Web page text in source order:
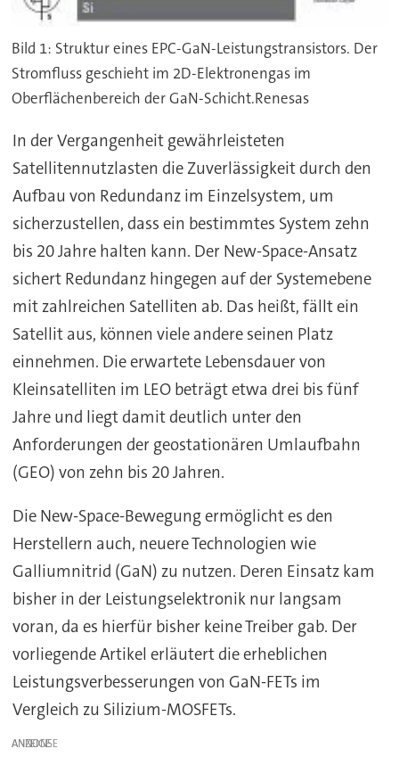
Bild 1: Struktur eines EPC-GaN-Leistungstransistors. Der
Stromfluss geschieht im 2D-Elektronengas im
Oberflächenbereich der GaN-Schicht.Renesas
In der Vergangenheit gewährleisteten
Satellitennutzlasten die Zuverlässigkeit durch den
Aufbau von Redundanz im Einzelsystem, um
sicherzustellen, dass ein bestimmtes System zehn
bis 20 Jahre halten kann. Der New-Space-Ansatz
sichert Redundanz hingegen auf der Systemebene
mit zahlreichen Satelliten ab. Das heißt, fällt ein
Satellit aus, können viele andere seinen Platz
einnehmen. Die erwartete Lebensdauer von
Kleinsatelliten im LEO beträgt etwa drei bis fünf
Jahre und liegt damit deutlich unter den
Anforderungen der geostationären Umlaufbahn
(GEO) von zehn bis 20 Jahren.
Die New-Space-Bewegung ermöglicht es den
Herstellern auch, neuere Technologien wie
Galliumnitrid (GaN) zu nutzen. Deren Einsatz kam
bisher in der Leistungselektronik nur langsam
voran, da es hierfür bisher keine Treiber gab. Der
vorliegende Artikel erläutert die erheblichen
Leistungsverbesserungen von GaN-FETs im
Vergleich zu Silizium-MOSFETs.
ANZEIGE